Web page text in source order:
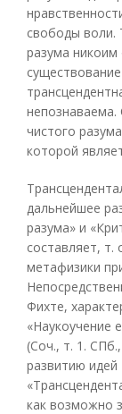
свободы воли.
разума
чистого
которой
дальнейшее
разума» и
составляет, т.
метафизики
Фихте,
«Наукоучение
(Соч., т. 1.
развитию идей
как возможно